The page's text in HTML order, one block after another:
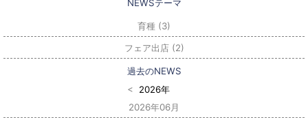
育種 (3)
フェア出店 (2)
< 2026年
2026年06月